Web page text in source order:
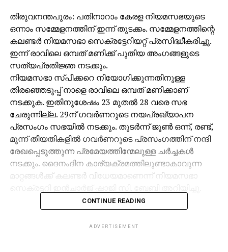
തിരുവനന്തപുരം: പതിനാറാം കേരള നിയമസഭയുടെ
ഒന്നാം സമ്മേളനത്തിന് ഇന്ന് തുടക്കം. സമ്മേളനത്തിന്റെ
കലണ്ടര്‍ നിയമസഭാ സെക്രട്ടേറിയറ്റ് പ്രസിദ്ധീകരിച്ചു.
ഇന്ന് രാവിലെ ഒമ്പത് മണിക്ക് പുതിയ അംഗങ്ങളുടെ
സത്യപ്രതിജ്ഞ നടക്കും.
നിയമസഭാ സ്പീക്കറെ നിയോഗിക്കുന്നതിനുള്ള
തിരഞ്ഞെടുപ്പ് നാളെ രാവിലെ ഒമ്പത് മണിക്കാണ്
നടക്കുക. ഇതിനുശേഷം 23 മുതല്‍ 28 വരെ സഭ
ചേരുന്നില്ല. 29ന് ഗവര്‍ണറുടെ നയപ്രഖ്യാപന
പ്രസംഗം സഭയില്‍ നടക്കും. തുടര്‍ന്ന് ജൂണ്‍ ഒന്ന്, രണ്ട്,
മൂന്ന് തീയതികളില്‍ ഗവര്‍ണറുടെ പ്രസംഗത്തിന് നന്ദി
രേഖപ്പെടുത്തുന്ന പ്രമേയത്തിന്മേലുള്ള ചര്‍ച്ചകള്‍
നടക്കും. ദൈനംദിന കാര്യക്രമത്തിലുണ്ടാകാവുന്ന
മാറ്റങ്ങള്‍ക്ക് കലണ്ടര്‍ വിധേയമാണെന്ന് നിയമസഭാ
CONTINUE READING
ADVERTISEMENT